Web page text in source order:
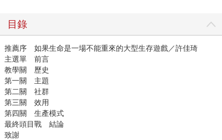
目錄
推薦序 如果生命是一場不能重來的大型生存遊戲／許佳琦
主選單 前言
教學關 歷史
第一關 主題
第二關 社群
第三關 效用
第四關 生產模式
最終頭目戰 結論
致謝